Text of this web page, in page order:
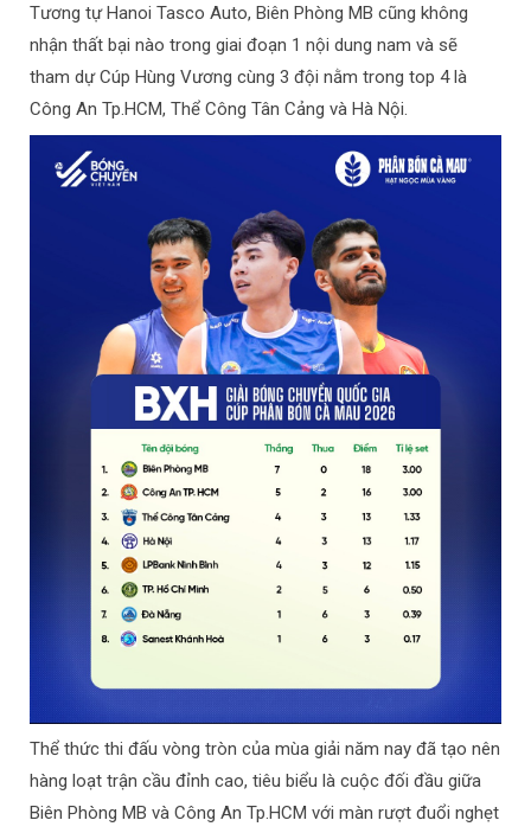
Tương tự Hanoi Tasco Auto, Biên Phòng MB cũng không
nhận thất bại nào trong giai đoạn 1 nội dung nam và sẽ
tham dự Cúp Hùng Vương cùng 3 đội nằm trong top 4 là
Công An Tp.HCM, Thể Công Tân Cảng và Hà Nội.
Thể thức thi đấu vòng tròn của mùa giải năm nay đã tạo nên
hàng loạt trận cầu đỉnh cao, tiêu biểu là cuộc đối đầu giữa
Biên Phòng MB và Công An Tp.HCM với màn rượt đuổi nghẹt